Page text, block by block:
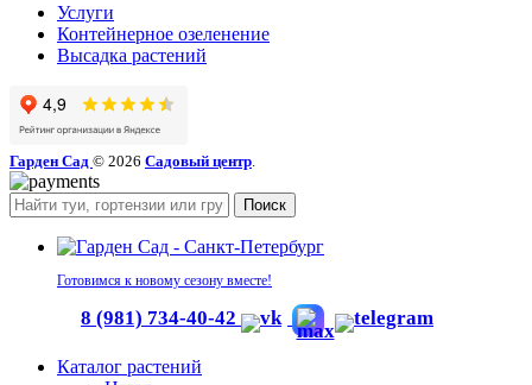
Услуги
Контейнерное озеленение
Высадка растений
Гарден Сад © 2026 Садовый центр
Поиск
Готовимся к новому сезону вместе!
8 (981) 734-40-42
Каталог растений